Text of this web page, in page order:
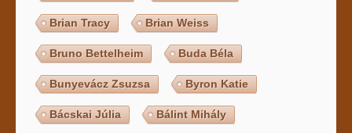
Brian Tracy Brian Weiss
Bruno Bettelheim Buda Béla
Bunyevácz Zsuzsa Byron Katie
Bácskai Júlia Bálint Mihály